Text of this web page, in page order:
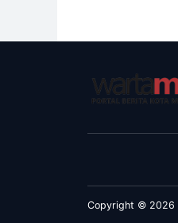
Copyright © 2026